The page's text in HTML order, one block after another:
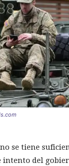
se tiene
intento del